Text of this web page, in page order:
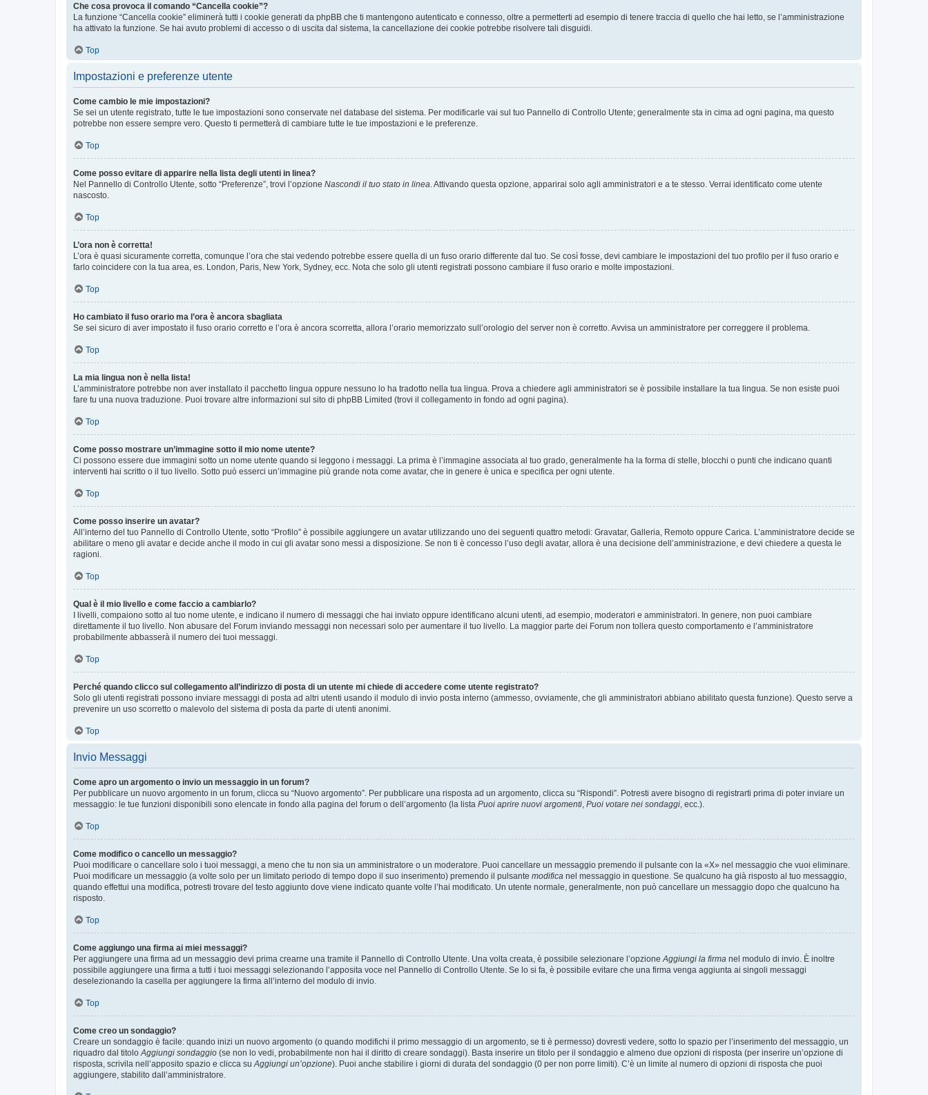
Che cosa provoca il comando “Cancella cookie”?
La funzione “Cancella cookie” eliminerà tutti i cookie generati da phpBB che ti mantengono autenticato e connesso, oltre a permetterti ad esempio di tenere traccia di quello che hai letto, se l’amministrazione
ha attivato la funzione. Se hai avuto problemi di accesso o di uscita dal sistema, la cancellazione dei cookie potrebbe risolvere tali disguidi.
Top
Impostazioni e preferenze utente
Come cambio le mie impostazioni?
Se sei un utente registrato, tutte le tue impostazioni sono conservate nel database del sistema. Per modificarle vai sul tuo Pannello di Controllo Utente; generalmente sta in cima ad ogni pagina, ma questo
potrebbe non essere sempre vero. Questo ti permetterà di cambiare tutte le tue impostazioni e le preferenze.
Top
Come posso evitare di apparire nella lista degli utenti in linea?
Nel Pannello di Controllo Utente, sotto “Preferenze”, trovi l’opzione Nascondi il tuo stato in linea . Attivando questa opzione, apparirai solo agli amministratori e a te stesso. Verrai identificato come utente
nascosto.
Top
L’ora non è corretta!
L’ora è quasi sicuramente corretta, comunque l’ora che stai vedendo potrebbe essere quella di un fuso orario differente dal tuo. Se così fosse, devi cambiare le impostazioni del tuo profilo per il fuso orario e
farlo coincidere con la tua area, es. London, Paris, New York, Sydney, ecc. Nota che solo gli utenti registrati possono cambiare il fuso orario e molte impostazioni.
Top
Ho cambiato il fuso orario ma l’ora è ancora sbagliata
Se sei sicuro di aver impostato il fuso orario corretto e l’ora è ancora scorretta, allora l’orario memorizzato sull’orologio del server non è corretto. Avvisa un amministratore per correggere il problema.
Top
La mia lingua non è nella lista!
L’amministratore potrebbe non aver installato il pacchetto lingua oppure nessuno lo ha tradotto nella tua lingua. Prova a chiedere agli amministratori se è possibile installare la tua lingua. Se non esiste puoi
fare tu una nuova traduzione. Puoi trovare altre informazioni sul sito di phpBB Limited (trovi il collegamento in fondo ad ogni pagina).
Top
Come posso mostrare un’immagine sotto il mio nome utente?
Ci possono essere due immagini sotto un nome utente quando si leggono i messaggi. La prima è l’immagine associata al tuo grado, generalmente ha la forma di stelle, blocchi o punti che indicano quanti
interventi hai scritto o il tuo livello. Sotto può esserci un’immagine più grande nota come avatar, che in genere è unica e specifica per ogni utente.
Top
Come posso inserire un avatar?
All’interno del tuo Pannello di Controllo Utente, sotto “Profilo” è possibile aggiungere un avatar utilizzando uno dei seguenti quattro metodi: Gravatar, Galleria, Remoto oppure Carica. L’amministratore decide se
abilitare o meno gli avatar e decide anche il modo in cui gli avatar sono messi a disposizione. Se non ti è concesso l’uso degli avatar, allora è una decisione dell’amministrazione, e devi chiedere a questa le
ragioni.
Top
Qual è il mio livello e come faccio a cambiarlo?
I livelli, compaiono sotto al tuo nome utente, e indicano il numero di messaggi che hai inviato oppure identificano alcuni utenti, ad esempio, moderatori e amministratori. In genere, non puoi cambiare
direttamente il tuo livello. Non abusare del Forum inviando messaggi non necessari solo per aumentare il tuo livello. La maggior parte dei Forum non tollera questo comportamento e l’amministratore
probabilmente abbasserà il numero dei tuoi messaggi.
Top
Perché quando clicco sul collegamento all’indirizzo di posta di un utente mi chiede di accedere come utente registrato?
Solo gli utenti registrati possono inviare messaggi di posta ad altri utenti usando il modulo di invio posta interno (ammesso, ovviamente, che gli amministratori abbiano abilitato questa funzione). Questo serve a
prevenire un uso scorretto o malevolo del sistema di posta da parte di utenti anonimi.
Top
Invio Messaggi
Come apro un argomento o invio un messaggio in un forum?
Per pubblicare un nuovo argomento in un forum, clicca su “Nuovo argomento”. Per pubblicare una risposta ad un argomento, clicca su “Rispondi”. Potresti avere bisogno di registrarti prima di poter inviare un
messaggio: le tue funzioni disponibili sono elencate in fondo alla pagina del forum o dell’argomento (la lista Puoi aprire nuovi argomenti Puoi votare nei sondaggi , ecc.).
Top
Come modifico o cancello un messaggio?
Puoi modificare o cancellare solo i tuoi messaggi, a meno che tu non sia un amministratore o un moderatore. Puoi cancellare un messaggio premendo il pulsante con la «X» nel messaggio che vuoi eliminare.
Puoi modificare un messaggio (a volte solo per un limitato periodo di tempo dopo il suo inserimento) premendo il pulsante modifica nel messaggio in questione. Se qualcuno ha già risposto al tuo messaggio,
quando effettui una modifica, potresti trovare del testo aggiunto dove viene indicato quante volte l’hai modificato. Un utente normale, generalmente, non può cancellare un messaggio dopo che qualcuno ha
risposto.
Top
Come aggiungo una firma ai miei messaggi?
Per aggiungere una firma ad un messaggio devi prima crearne una tramite il Pannello di Controllo Utente. Una volta creata, è possibile selezionare l’opzione Aggiungi la firma nel modulo di invio. È inoltre
possibile aggiungere una firma a tutti i tuoi messaggi selezionando l’apposita voce nel Pannello di Controllo Utente. Se lo si fa, è possibile evitare che una firma venga aggiunta ai singoli messaggi
deselezionando la casella per aggiungere la firma all’interno del modulo di invio.
Top
Come creo un sondaggio?
Creare un sondaggio è facile: quando inizi un nuovo argomento (o quando modifichi il primo messaggio di un argomento, se ti è permesso) dovresti vedere, sotto lo spazio per l’inserimento del messaggio, un
riquadro dal titolo Aggiungi sondaggio (se non lo vedi, probabilmente non hai il diritto di creare sondaggi). Basta inserire un titolo per il sondaggio e almeno due opzioni di risposta (per inserire un’opzione di
risposta, scrivila nell’apposito spazio e clicca su Aggiungi un’opzione). Puoi anche stabilire i giorni di durata del sondaggio (0 per non porre limiti). C’è un limite al numero di opzioni di risposta che puoi
aggiungere, stabilito dall’amministratore.